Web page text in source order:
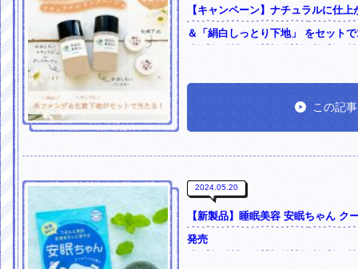
【キャンペーン】ナチュラルに仕
＆「絹白しっとり下地」 をセット
この記
2024.05.20
【新製品】睡眠美容 安眠ちゃん
発売